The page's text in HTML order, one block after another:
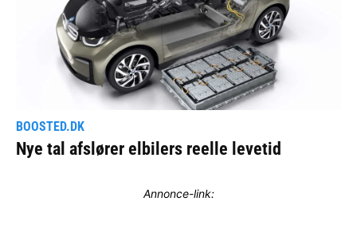
Annonce-link: